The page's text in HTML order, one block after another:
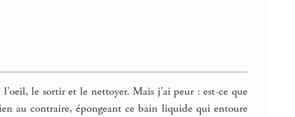
le sortir et le nettoyer. Mais j’ai peur : est-ce que
au contraire, épongeant ce bain liquide qui entoure